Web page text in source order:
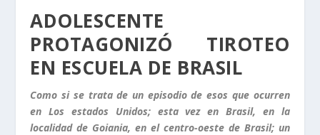
ADOLESCENTE
PROTAGONIZÓ TIROTEO
EN ESCUELA DE BRASIL
Como si se trata de un episodio de esos que ocurren
en Los estados Unidos; esta vez en Brasil, en la
localidad de Goiania, en el centro-oeste de Brasil; un